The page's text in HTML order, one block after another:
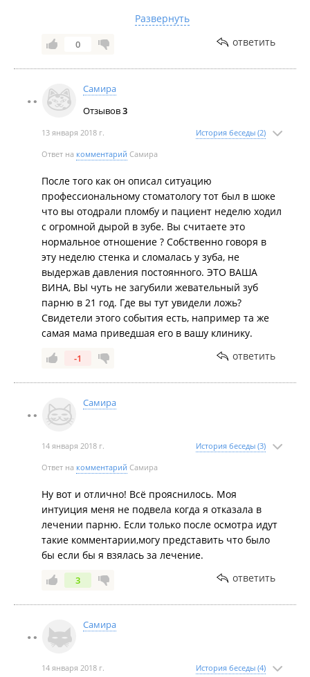
что зуб Рамилю спасли, вылечили и одели
коронку на него. И вот уже прошло больше
полугода с того события. А вы парня хотели в 21
год оставить без зуба, а потом бы пригласили
имплант ему поставить за 70-80 тысяч рублей?
ДА? Сидите здесь и дрожите из-за каждого
коммента, что опять же показывает вас не с
лучшей стороны.
Развернуть
0 ответить
Самира
Отзывов3
13 января 2018 г. История беседы (2)
Ответ на комментарий Самира
После того как он описал ситуацию
профессиональному стоматологу тот был в шоке
что вы отодрали пломбу и пациент неделю ходил
с огромной дырой в зубе. Вы считаете это
нормальное отношение ? Собственно говоря в
эту неделю стенка и сломалась у зуба, не
выдержав давления постоянного. ЭТО ВАША
ВИНА, ВЫ чуть не загубили жевательный зуб
парню в 21 год. Где вы тут увидели ложь?
Свидетели этого события есть, например та же
самая мама приведшая его в вашу клинику.
-1 ответить
Самира
14 января 2018 г. История беседы (3)
Ответ на комментарий Самира
Ну вот и отлично! Всё прояснилось. Моя
интуиция меня не подвела когда я отказала в
лечении парню. Если только после осмотра идут
такие комментарии,могу представить что было
бы если бы я взялась за лечение.
3 ответить
Самира
14 января 2018 г. История беседы (4)